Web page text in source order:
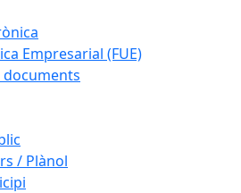
Empresarial (FUE)
/ Plànol